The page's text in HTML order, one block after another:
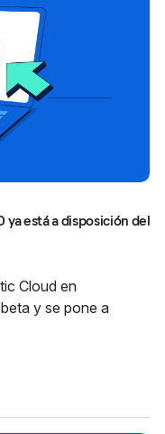
ya está a disposición del
Cloud en
y se pone a